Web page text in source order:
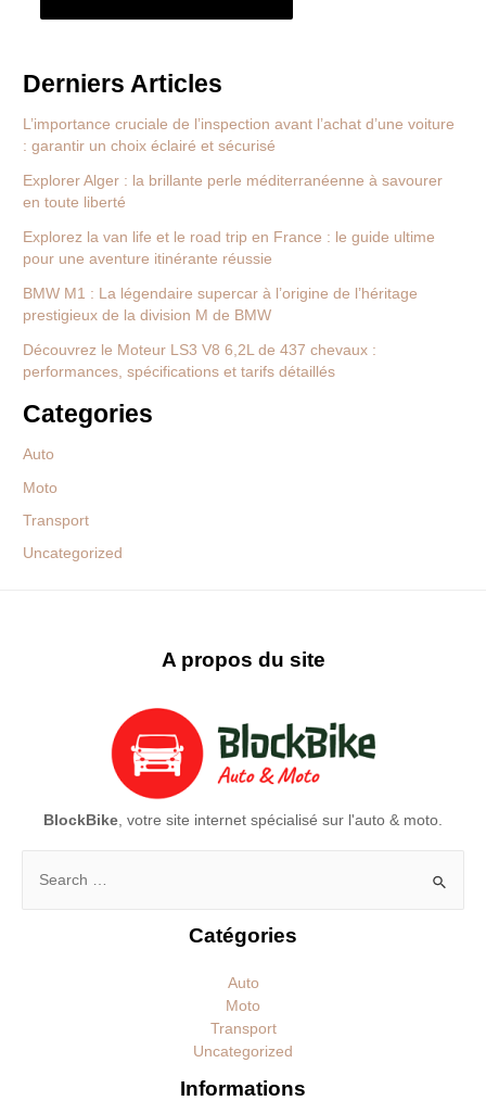
Derniers Articles
L’importance cruciale de l’inspection avant l’achat d’une voiture
: garantir un choix éclairé et sécurisé
Explorer Alger : la brillante perle méditerranéenne à savourer
en toute liberté
Explorez la van life et le road trip en France : le guide ultime
pour une aventure itinérante réussie
BMW M1 : La légendaire supercar à l’origine de l’héritage
prestigieux de la division M de BMW
Découvrez le Moteur LS3 V8 6,2L de 437 chevaux :
performances, spécifications et tarifs détaillés
Categories
Auto
Moto
Transport
Uncategorized
A propos du site
BlockBike , votre site internet spécialisé sur l'auto & moto.
Rechercher :
Catégories
Auto
Moto
Transport
Uncategorized
Informations